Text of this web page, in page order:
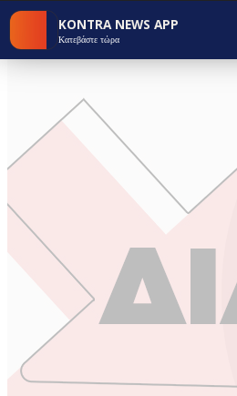
KONTRA NEWS APP
Κατεβάστε τώρα